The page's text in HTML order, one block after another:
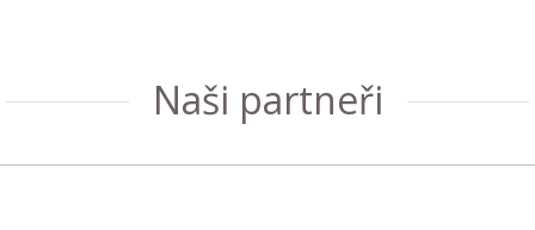
Naši partneři